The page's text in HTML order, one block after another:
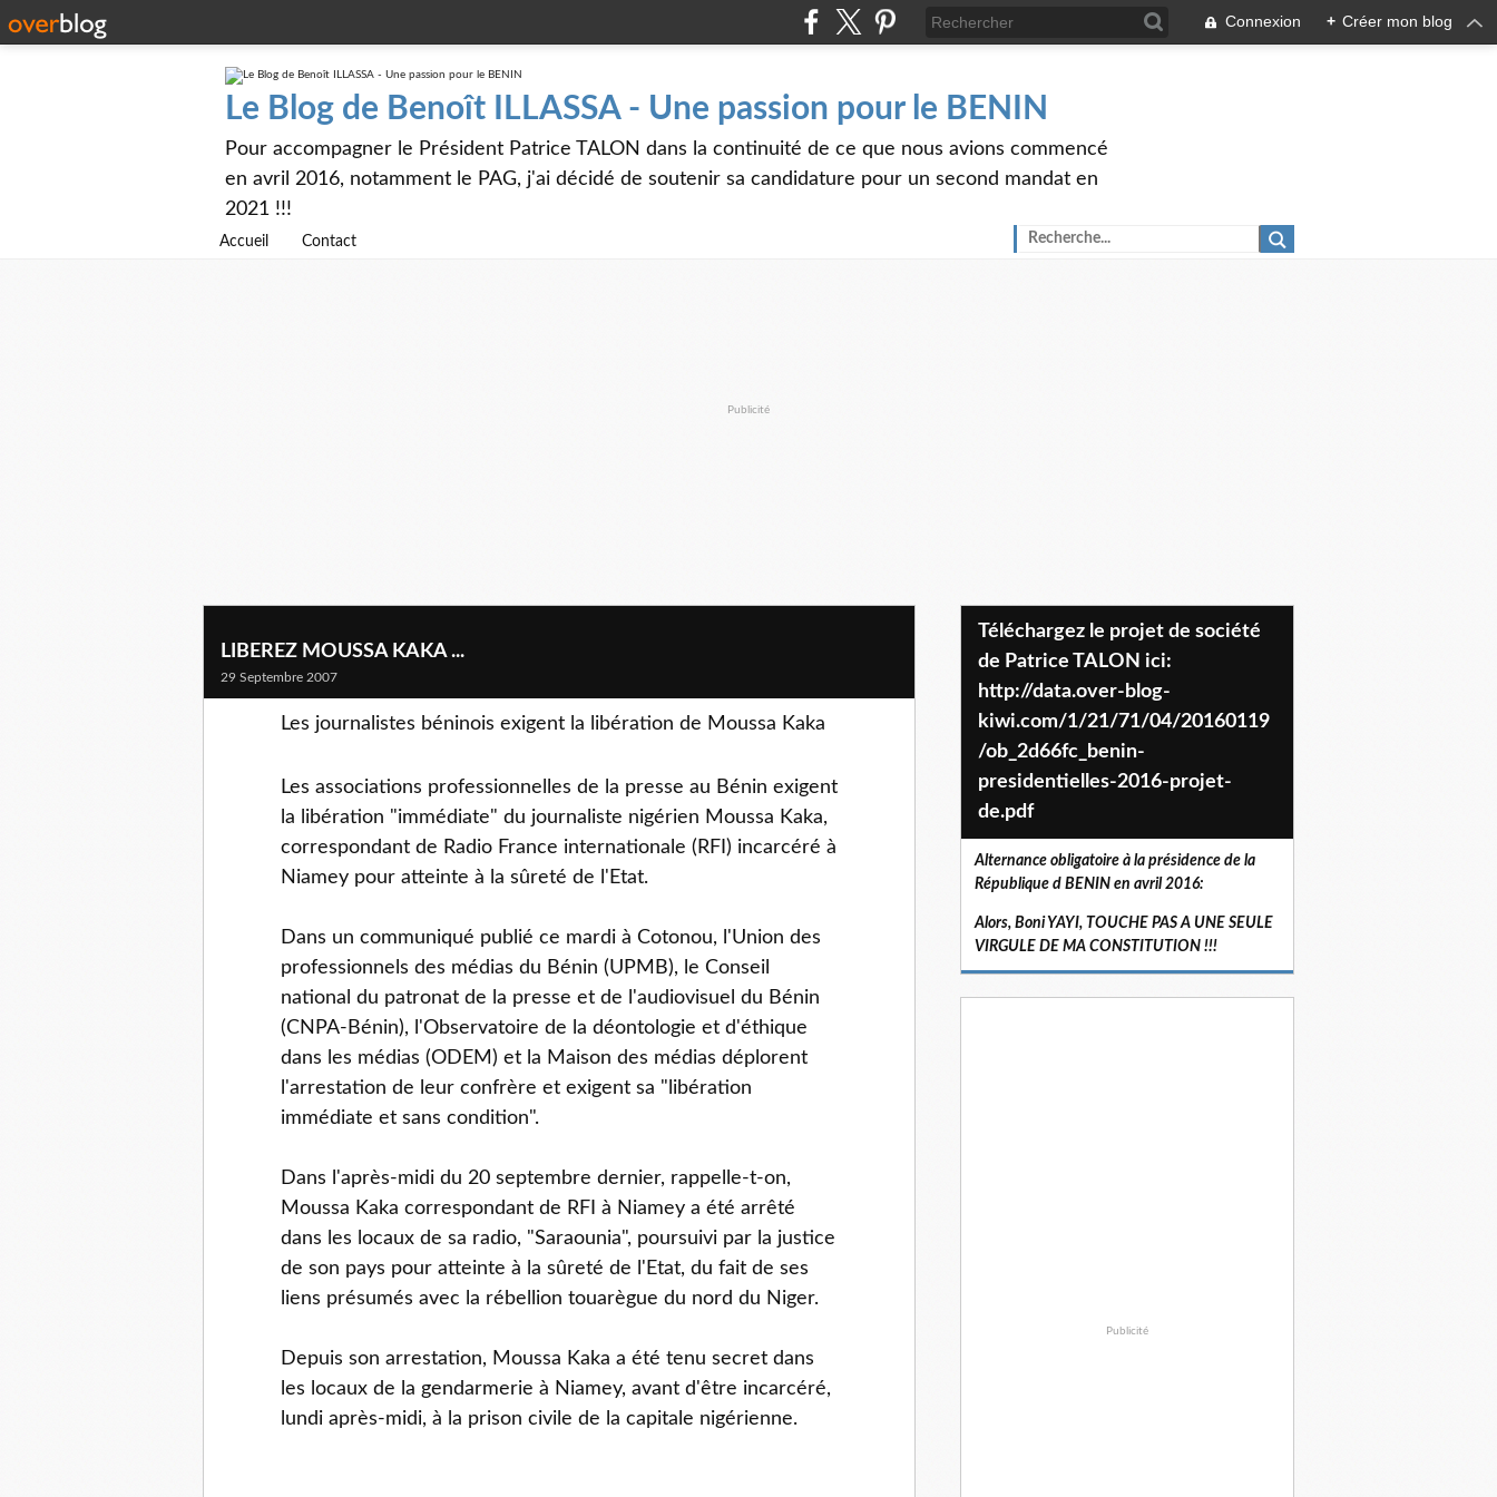
Connexion + Créer mon blog
Le Blog de Benoît ILLASSA - Une passion pour le BENIN
Pour accompagner le Président Patrice TALON dans la continuité de ce que nous avions commencé
en avril 2016, notamment le PAG, j'ai décidé de soutenir sa candidature pour un second mandat en
2021 !!!
Accueil Contact
Publicité
LIBEREZ MOUSSA KAKA ...
29 Septembre 2007
Les journalistes béninois exigent la libération de Moussa Kaka
Les associations professionnelles de la presse au Bénin exigent
la libération "immédiate" du journaliste nigérien Moussa Kaka,
correspondant de Radio France internationale (RFI) incarcéré à
Niamey pour atteinte à la sûreté de l'Etat.
Dans un communiqué publié ce mardi à Cotonou, l'Union des
professionnels des médias du Bénin (UPMB), le Conseil
national du patronat de la presse et de l'audiovisuel du Bénin
(CNPA-Bénin), l'Observatoire de la déontologie et d'éthique
dans les médias (ODEM) et la Maison des médias déplorent
l'arrestation de leur confrère et exigent sa "libération
immédiate et sans condition".
Dans l'après-midi du 20 septembre dernier, rappelle-t-on,
Moussa Kaka correspondant de RFI à Niamey a été arrêté
dans les locaux de sa radio, "Saraounia", poursuivi par la justice
de son pays pour atteinte à la sûreté de l'Etat, du fait de ses
liens présumés avec la rébellion touarègue du nord du Niger.
Depuis son arrestation, Moussa Kaka a été tenu secret dans
les locaux de la gendarmerie à Niamey, avant d'être incarcéré,
lundi après-midi, à la prison civile de la capitale nigérienne.
Téléchargez le projet de société
de Patrice TALON ici:
http://data.over-blog-
kiwi.com/1/21/71/04/20160119
/ob_2d66fc_benin-
presidentielles-2016-projet-
de.pdf
Alternance obligatoire à la présidence de la
République d BENIN en avril 2016:
Alors, Boni YAYI, TOUCHE PAS A UNE SEULE
VIRGULE DE MA CONSTITUTION !!!
Publicité